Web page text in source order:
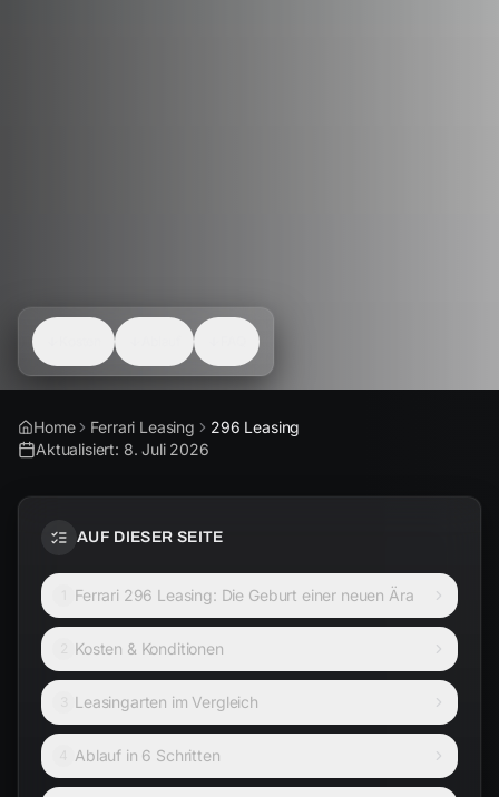
Home Ferrari Leasing
296 Leasing
Aktualisiert: 8. Juli 2026
AUF DIESER SEITE
Ferrari 296 Leasing: Die Geburt einer neuen Ära
Kosten & Konditionen
Leasingarten im Vergleich
Ablauf in 6 Schritten